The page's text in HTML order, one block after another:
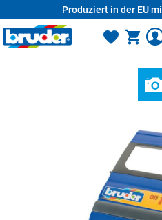
Produziert in der EU